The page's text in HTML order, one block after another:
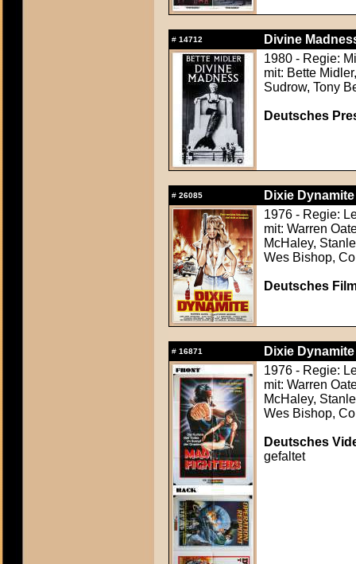
# 14712
Divine
1980 - Regie:
mit: Bette
Sudrow, Tony
Deutsches
# 26085
Dixie
1976 - Regie:
mit: Warren
McHaley,
Wes Bishop,
Deutsches
# 16871
Dixie
1976 - Regie:
mit: Warren
McHaley,
Wes Bishop,
Deutsches
gefaltet